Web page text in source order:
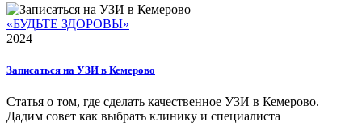
«БУДЬТЕ ЗДОРОВЫ»
2024
Записаться на УЗИ в Кемерово
Статья о том, где сделать качественное УЗИ в Кемерово.
Дадим совет как выбрать клинику и специалиста